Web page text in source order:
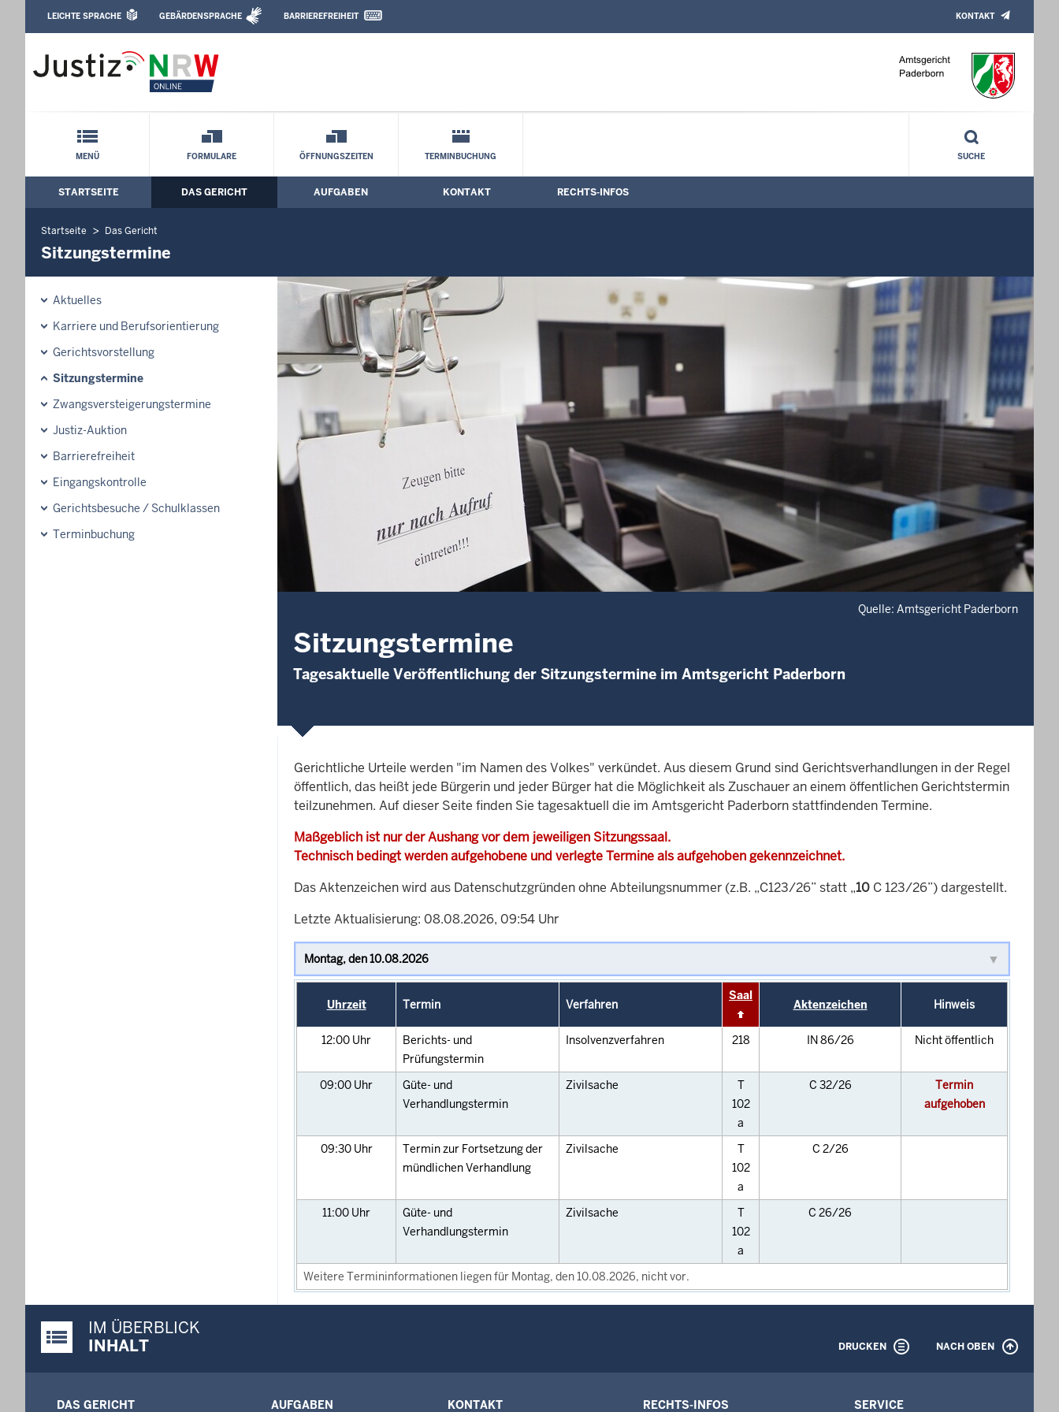
Amtsgericht Paderborn: Sitzungstermine
Leichte Sprache, Gebärdensprachenvideo und Kontaktformular
LEICHTE SPRACHE GEBÄRDENSPRACHE BARRIEREFREIHEIT KONTAKT
Schnellnavigation mit Volltext-Suche
MENÜ FORMULARE ÖFFNUNGSZEITEN TERMINBUCHUNG SUCHE
Hauptmenü: Hauptnavigation
STARTSEITE DAS GERICHT AUFGABEN KONTAKT RECHTS-INFOS
Startseite Das Gericht
Sitzungstermine
Aktuelles
Karriere und Berufsorientierung
Gerichtsvorstellung
Sitzungstermine
Zwangsversteigerungs­termine
Justiz-Auktion
Barrierefreiheit
Eingangskontrolle
Gerichtsbesuche / Schulklassen
Terminbuchung
Quelle: Amtsgericht Paderborn
Sitzungstermine
Tagesaktuelle Veröffentlichung der Sitzungstermine im Amtsgericht Paderborn
Gerichtliche Urteile werden "im Namen des Volkes" verkündet. Aus diesem Grund sind Gerichtsverhandlungen in der Regel
öffentlich, das heißt jede Bürgerin und jeder Bürger hat die Möglichkeit als Zuschauer an einem öffentlichen Gerichtstermin
teilzunehmen. Auf dieser Seite finden Sie tagesaktuell die im Amtsgericht Paderborn stattfindenden Termine.
Maßgeblich ist nur der Aushang vor dem jeweiligen Sitzungssaal.
Technisch bedingt werden aufgehobene und verlegte Termine als aufgehoben gekennzeichnet.
Das Aktenzeichen wird aus Datenschutzgründen ohne Abteilungsnummer (z.B. „C123/26” statt „10 C 123/26”) dargestellt.
Letzte Aktualisierung: 08.08.2026, 09:54 Uhr
Uhrzeit Termin Verfahren
Saal
Aktenzeichen Hinweis
12:00 Uhr
Berichts- und
Prüfungstermin
Insolvenzverfahren 218 IN 86/26 Nicht öffentlich
09:00 Uhr
Güte- und
Verhandlungstermin
Zivilsache
T
102
a
C 32/26
Termin
aufgehoben
09:30 Uhr
Termin zur Fortsetzung der
mündlichen Verhandlung
Zivilsache
T
102
a
C 2/26
11:00 Uhr
Güte- und
Verhandlungstermin
Zivilsache
T
102
a
C 26/26
Weitere Termininformationen liegen für Montag, den 10.08.2026, nicht vor.
Justiz-Portal im Überblick:
IM ÜBERBLICK
INHALT
DRUCKEN NACH OBEN
DAS GERICHT AUFGABEN KONTAKT RECHTS-INFOS SERVICE